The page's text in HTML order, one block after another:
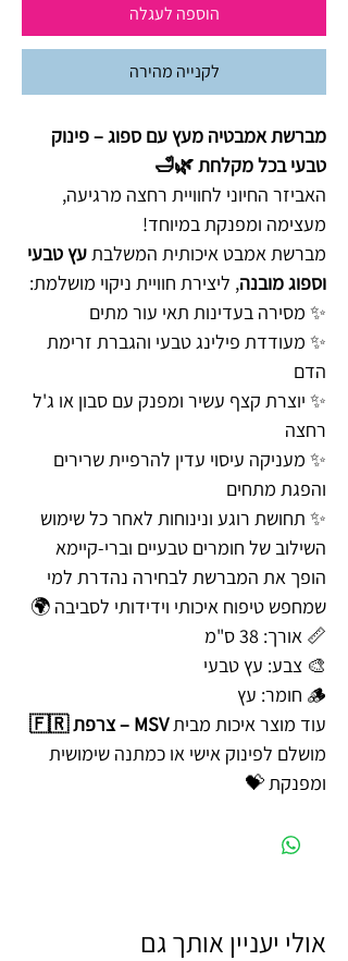
הוספה לעגלה
לקנייה מהירה
מברשת אמבטיה מעץ עם ספוג – פינוק
טבעי בכל מקלחת 🌿🛁
האביזר החיוני לחוויית רחצה מרגיעה,
מעצימה ומפנקת במיוחד!
מברשת אמבט איכותית המשלבתעץ טבעי
וספוג מובנה, ליצירת חוויית ניקוי מושלמת:
✨ מסירה בעדינות תאי עור מתים
✨ מעודדת פילינג טבעי והגברת זרימת
הדם
✨ יוצרת קצף עשיר ומפנק עם סבון או ג'ל
רחצה
✨ מעניקה עיסוי עדין להרפיית שרירים
והפגת מתחים
✨ תחושת רוגע ונינוחות לאחר כל שימוש
השילוב של חומרים טבעיים וברי-קיימא
הופך את המברשת לבחירה נהדרת למי
שמחפש טיפוח איכותי וידידותי לסביבה 🌍
📏 אורך: 38 ס"מ
🎨 צבע: עץ טבעי
🪵 חומר: עץ
עוד מוצר איכות מביתMSV – צרפת 🇫🇷
מושלם לפינוק אישי או כמתנה שימושית
ומפנקת 💝
אולי יעניין אותך גם